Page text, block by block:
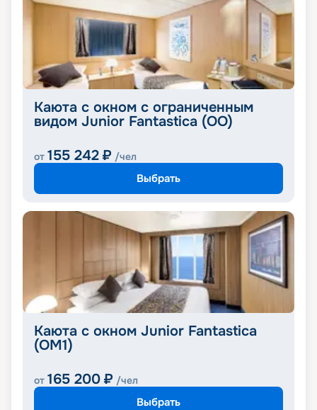
Каюта с окном с ограниченным
видом Junior Fantastica (OO)
от 155 242 ₽ /чел
Выбрать
Каюта с окном Junior Fantastica
(OM1)
от 165 200 ₽ /чел
Выбрать